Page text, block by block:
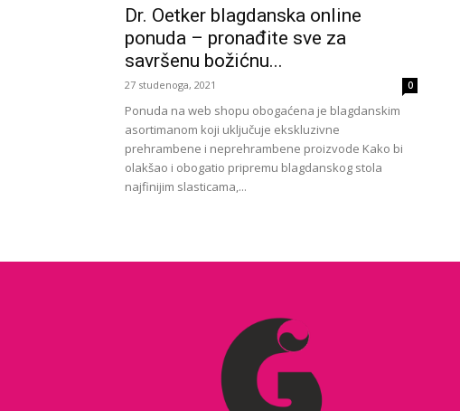
Dr. Oetker blagdanska online
ponuda – pronađite sve za
savršenu božićnu...
27 studenoga, 2021 0
Ponuda na web shopu obogaćena je blagdanskim
asortimanom koji uključuje ekskluzivne
prehrambene i neprehrambene proizvode Kako bi
olakšao i obogatio pripremu blagdanskog stola
najfinijim slasticama,...